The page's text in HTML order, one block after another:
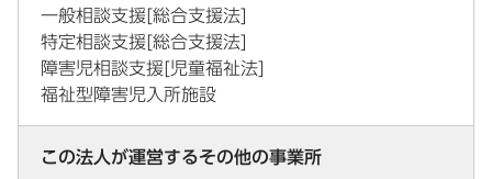
一般相談支援[総合支援法]
特定相談支援[総合支援法]
障害児相談支援[児童福祉法]
福祉型障害児入所施設
この法人が運営するその他の事業所